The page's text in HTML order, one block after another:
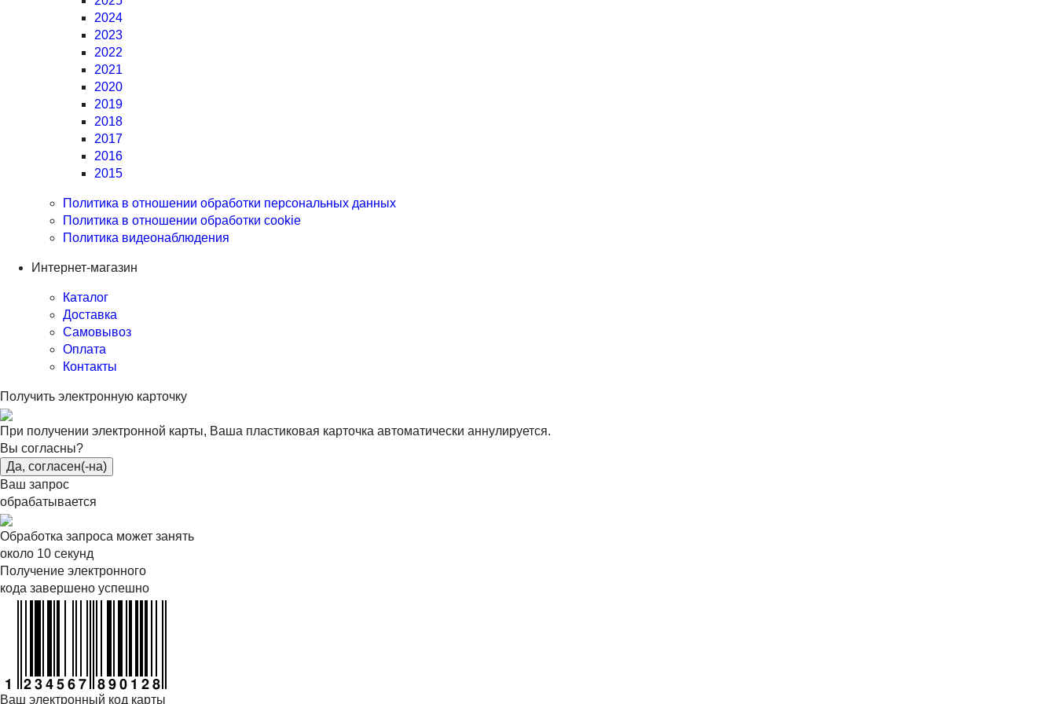
2024
2023
2022
2021
2020
2019
2018
2017
2016
2015
Политика в отношении обработки персональных данных
Политика в отношении обработки cookie
Политика видеонаблюдения
Интернет-магазин
Каталог
Доставка
Самовывоз
Оплата
Контакты
Получить электронную карточку
При получении электронной карты, Ваша пластиковая карточка автоматически аннулируется.
Вы согласны?
Да, согласен(-на)
Ваш запрос
обрабатывается
Обработка запроса может занять
около 10 секунд
Получение электронного
кода завершено успешно
Ваш электронный код карты